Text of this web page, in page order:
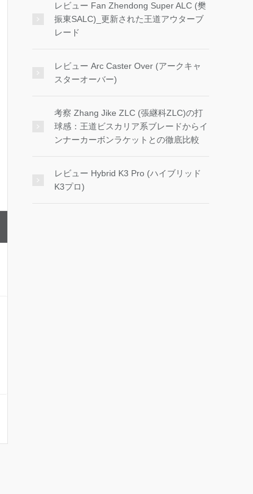
レビュー Fan Zhendong Super ALC (樊
振東SALC)_更新された王道アウターブ
レード
レビュー Arc Caster Over (アークキャ
スターオーバー)
考察 Zhang Jike ZLC (張継科ZLC)の打
球感：王道ビスカリア系ブレードからイ
ンナーカーボンラケットとの徹底比較
レビュー Hybrid K3 Pro (ハイブリッド
K3プロ)